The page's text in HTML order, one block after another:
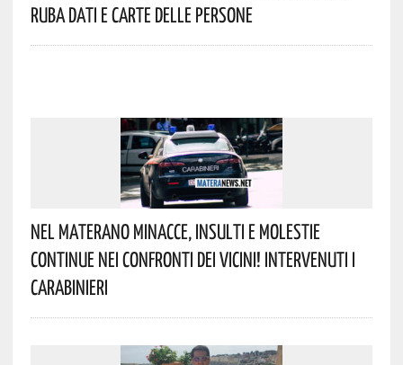
Ruba Dati E Carte Delle Persone
Nel Materano Minacce, Insulti E Molestie
Continue Nei Confronti Dei Vicini! Intervenuti I
Carabinieri